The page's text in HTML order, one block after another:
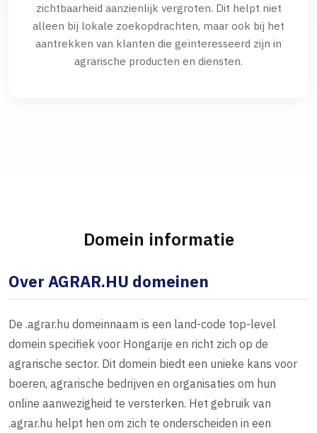
zichtbaarheid aanzienlijk vergroten. Dit helpt niet
alleen bij lokale zoekopdrachten, maar ook bij het
aantrekken van klanten die geïnteresseerd zijn in
agrarische producten en diensten.
Domein informatie
Over AGRAR.HU domeinen
De .agrar.hu domeinnaam is een land-code top-level
domein specifiek voor Hongarije en richt zich op de
agrarische sector. Dit domein biedt een unieke kans voor
boeren, agrarische bedrijven en organisaties om hun
online aanwezigheid te versterken. Het gebruik van
.agrar.hu helpt hen om zich te onderscheiden in een